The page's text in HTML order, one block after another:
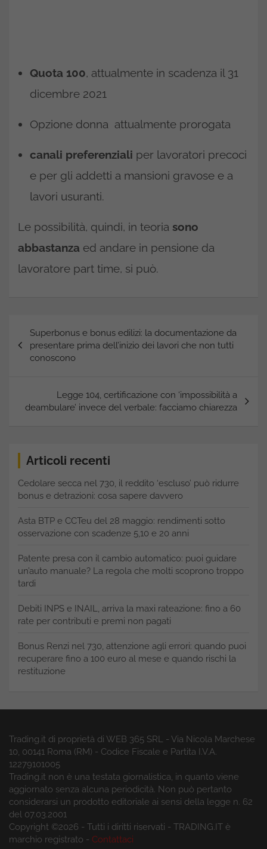
Quota 100, attualmente in scadenza il 31
dicembre 2021
Opzione donna attualmente prorogata
canali preferenziali per lavoratori precoci
e per gli addetti a mansioni gravose e a
lavori usuranti.
Le possibilità, quindi, in teoria sono
abbastanza ed andare in pensione da
lavoratore part time, si può.
articoli
Superbonus e bonus edilizi: la documentazione da
presentare prima dell’inizio dei lavori che non tutti
conoscono
Legge 104, certificazione con ‘impossibilità a
deambulare’ invece del verbale: facciamo chiarezza
Articoli recenti
Cedolare secca nel 730, il reddito ‘escluso’ può ridurre
bonus e detrazioni: cosa sapere davvero
Asta BTP e CCTeu del 28 maggio: rendimenti sotto
osservazione con scadenze 5,10 e 20 anni
Patente presa con il cambio automatico: puoi guidare
un’auto manuale? La regola che molti scoprono troppo
tardi
Debiti INPS e INAIL, arriva la maxi rateazione: fino a 60
rate per contributi e premi non pagati
Bonus Renzi nel 730, attenzione agli errori: quando puoi
recuperare fino a 100 euro al mese e quando rischi la
restituzione
Trading.it di proprietà di WEB 365 SRL - Via Nicola Marchese
10, 00141 Roma (RM) - Codice Fiscale e Partita I.V.A.
12279101005
Trading.it non è una testata giornalistica, in quanto viene
aggiornato senza alcuna periodicità. Non può pertanto
considerarsi un prodotto editoriale ai sensi della legge n. 62
del 07.03.2001
Copyright ©2026 - Tutti i diritti riservati - TRADING.IT è
marchio registrato - Contattaci